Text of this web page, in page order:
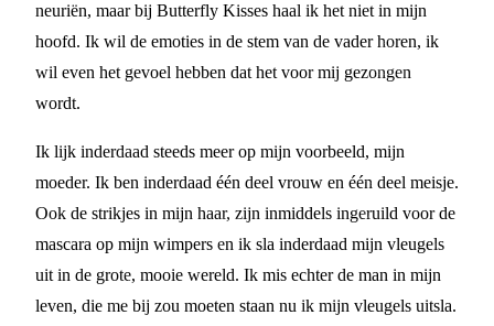
neuriën, maar bij Butterfly Kisses haal ik het niet in mijn
hoofd. Ik wil de emoties in de stem van de vader horen, ik
wil even het gevoel hebben dat het voor mij gezongen
wordt.
Ik lijk inderdaad steeds meer op mijn voorbeeld, mijn
moeder. Ik ben inderdaad één deel vrouw en één deel meisje.
Ook de strikjes in mijn haar, zijn inmiddels ingeruild voor de
mascara op mijn wimpers en ik sla inderdaad mijn vleugels
uit in de grote, mooie wereld. Ik mis echter de man in mijn
leven, die me bij zou moeten staan nu ik mijn vleugels uitsla.